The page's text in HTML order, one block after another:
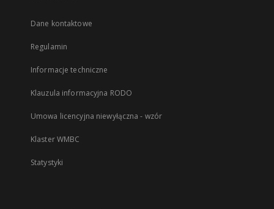
Dane kontaktowe
Regulamin
Informacje techniczne
Klauzula informacyjna RODO
Umowa licencyjna niewyłączna - wzór
Klaster WMBC
Statystyki